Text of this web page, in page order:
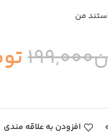
من
199,000
افزودن به علاقه مندی